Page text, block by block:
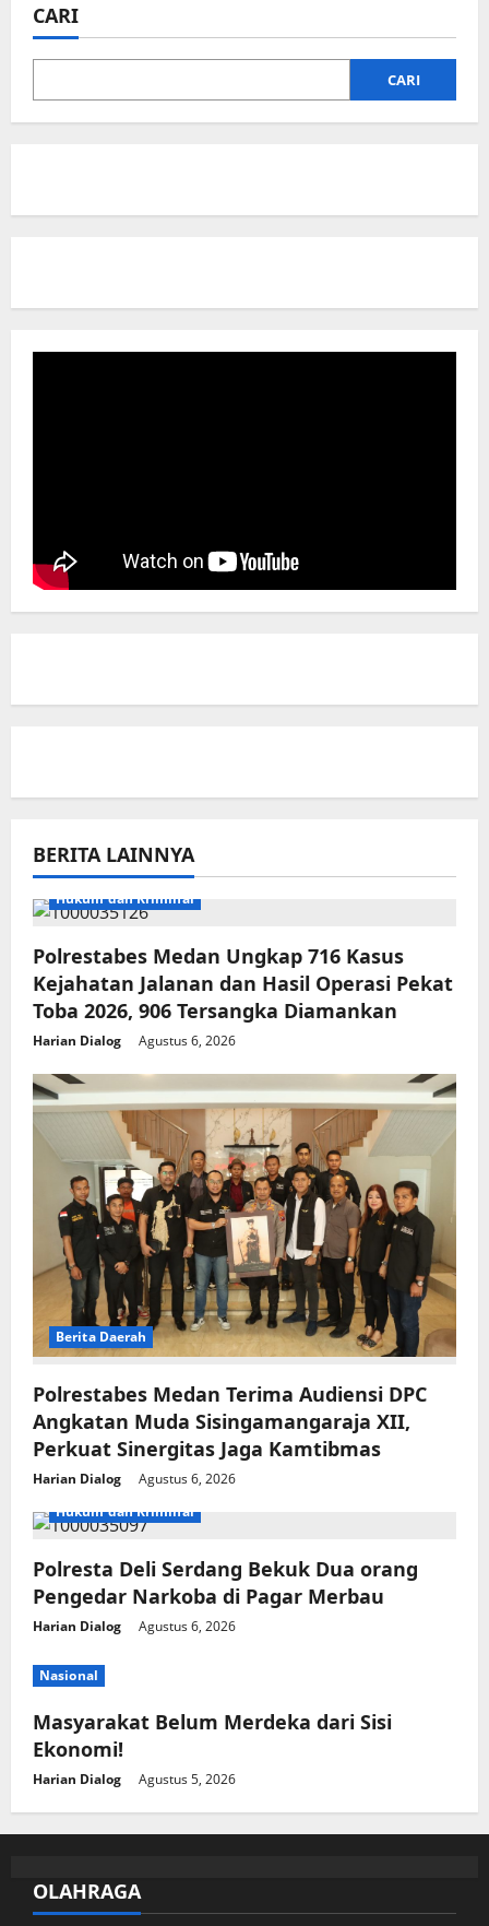
CARI
CARI
BERITA LAINNYA
Hukum dan Kriminal
Polrestabes Medan Ungkap 716 Kasus
Kejahatan Jalanan dan Hasil Operasi Pekat
Toba 2026, 906 Tersangka Diamankan
Harian Dialog Agustus 6, 2026
Berita Daerah
Polrestabes Medan Terima Audiensi DPC
Angkatan Muda Sisingamangaraja XII,
Perkuat Sinergitas Jaga Kamtibmas
Harian Dialog
Agustus 6, 2026
Hukum dan Kriminal
Polresta Deli Serdang Bekuk Dua orang
Pengedar Narkoba di Pagar Merbau
Harian Dialog Agustus 6, 2026
Nasional
Masyarakat Belum Merdeka dari Sisi
Ekonomi!
Harian Dialog Agustus 5, 2026
OLAHRAGA